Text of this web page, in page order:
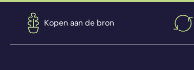
Kopen aan de bron